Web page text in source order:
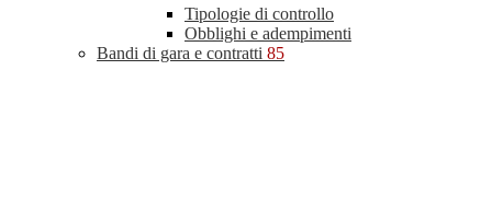
Tipologie di controllo
Obblighi e adempimenti
Bandi di gara e contratti 85